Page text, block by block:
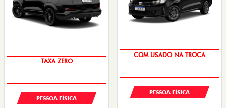
SAIA DE FIAT 0KM
PESSOA FÍSICA
SUPER DESCONTO
PESSOA FÍSICA